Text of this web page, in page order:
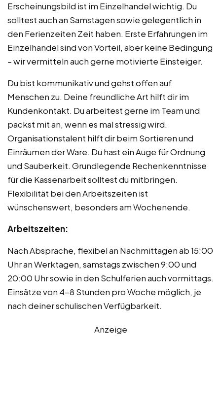
Erscheinungsbild ist im Einzelhandel wichtig. Du
solltest auch an Samstagen sowie gelegentlich in
den Ferienzeiten Zeit haben. Erste Erfahrungen im
Einzelhandel sind von Vorteil, aber keine Bedingung
– wir vermitteln auch gerne motivierte Einsteiger.
Du bist kommunikativ und gehst offen auf
Menschen zu. Deine freundliche Art hilft dir im
Kundenkontakt. Du arbeitest gerne im Team und
packst mit an, wenn es mal stressig wird.
Organisationstalent hilft dir beim Sortieren und
Einräumen der Ware. Du hast ein Auge für Ordnung
und Sauberkeit. Grundlegende Rechenkenntnisse
für die Kassenarbeit solltest du mitbringen.
Flexibilität bei den Arbeitszeiten ist
wünschenswert, besonders am Wochenende.
Arbeitszeiten:
Nach Absprache, flexibel an Nachmittagen ab 15:00
Uhr an Werktagen, samstags zwischen 9:00 und
20:00 Uhr sowie in den Schulferien auch vormittags.
Einsätze von 4-8 Stunden pro Woche möglich, je
nach deiner schulischen Verfügbarkeit.
Anzeige